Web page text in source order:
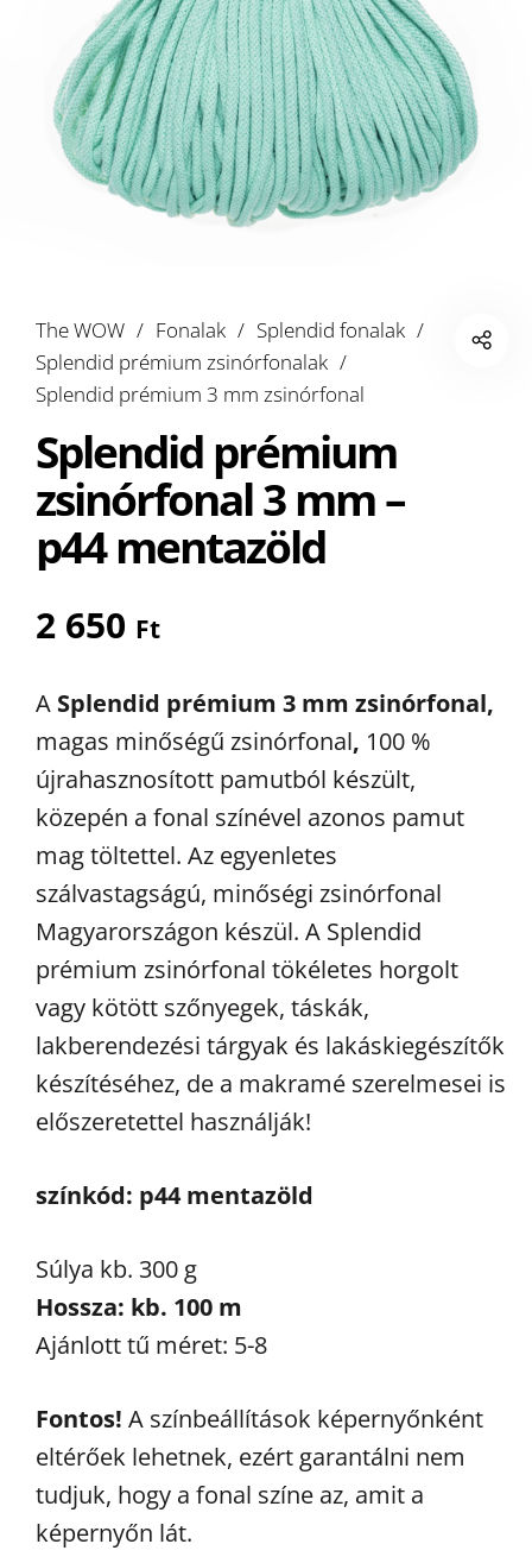
The WOW / Fonalak / Splendid fonalak /
Splendid prémium zsinórfonalak /
Splendid prémium 3 mm zsinórfonal
Splendid prémium
zsinórfonal 3 mm –
p44 mentazöld
2 650 Ft
A Splendid prémium 3 mm zsinórfonal,
magas minőségű zsinórfonal, 100 %
újrahasznosított pamutból készült,
közepén a fonal színével azonos pamut
mag töltettel. Az egyenletes
szálvastagságú, minőségi zsinórfonal
Magyarországon készül. A Splendid
prémium zsinórfonal tökéletes horgolt
vagy kötött szőnyegek, táskák,
lakberendezési tárgyak és lakáskiegészítők
készítéséhez, de a makramé szerelmesei is
előszeretettel használják!
színkód: p44 mentazöld
Súlya kb. 300 g
Hossza: kb. 100 m
Ajánlott tű méret: 5-8
Fontos! A színbeállítások képernyőnként
eltérőek lehetnek, ezért garantálni nem
tudjuk, hogy a fonal színe az, amit a
képernyőn lát.